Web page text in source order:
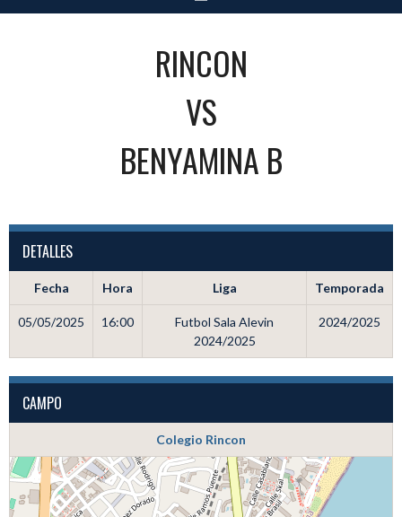
RINCON
VS
BENYAMINA B
DETALLES
Fecha Hora Liga Temporada
05/05/2025 16:00
Futbol Sala Alevin
2024/2025
2024/2025
CAMPO
Colegio Rincon